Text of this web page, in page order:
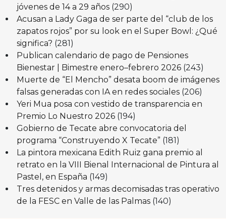
jóvenes de 14 a 29 años (290)
Acusan a Lady Gaga de ser parte del “club de los
zapatos rojos” por su look en el Super Bowl: ¿Qué
significa? (281)
Publican calendario de pago de Pensiones
Bienestar | Bimestre enero–febrero 2026 (243)
Muerte de “El Mencho” desata boom de imágenes
falsas generadas con IA en redes sociales (206)
Yeri Mua posa con vestido de transparencia en
Premio Lo Nuestro 2026 (194)
Gobierno de Tecate abre convocatoria del
programa “Construyendo X Tecate” (181)
La pintora mexicana Edith Ruiz gana premio al
retrato en la VIII Bienal Internacional de Pintura al
Pastel, en España (149)
Tres detenidos y armas decomisadas tras operativo
de la FESC en Valle de las Palmas (140)